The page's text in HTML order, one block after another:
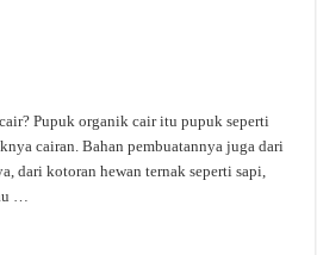
Pupuk organik cair itu pupuk seperti
cairan. Bahan pembuatannya juga dari
dari kotoran hewan ternak seperti sapi,
…